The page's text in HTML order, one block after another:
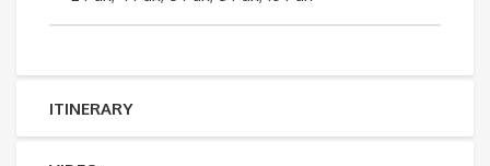
ITINERARY